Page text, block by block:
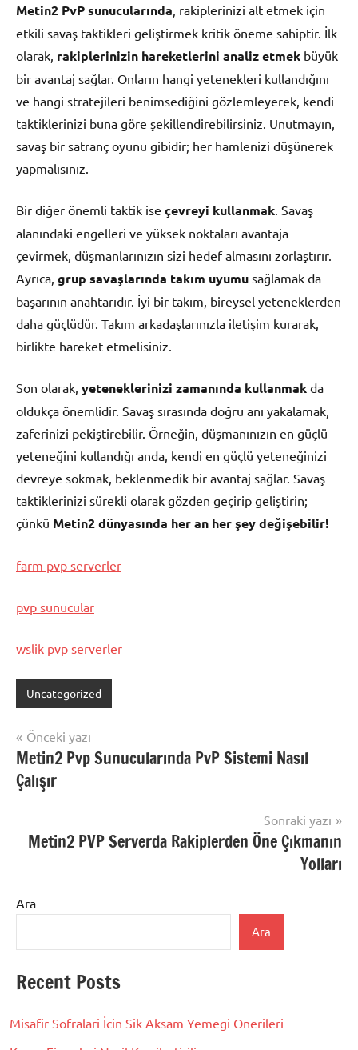
Metin2 PvP sunucularında , rakiplerinizi alt etmek için
etkili savaş taktikleri geliştirmek kritik öneme sahiptir. İlk
olarak, rakiplerinizin hareketlerini analiz etmek büyük
bir avantaj sağlar. Onların hangi yetenekleri kullandığını
ve hangi stratejileri benimsediğini gözlemleyerek, kendi
taktiklerinizi buna göre şekillendirebilirsiniz. Unutmayın,
savaş bir satranç oyunu gibidir; her hamlenizi düşünerek
yapmalısınız.
Bir diğer önemli taktik ise çevreyi kullanmak . Savaş
alanındaki engelleri ve yüksek noktaları avantaja
çevirmek, düşmanlarınızın sizi hedef almasını zorlaştırır.
Ayrıca, grup savaşlarında takım uyumu sağlamak da
başarının anahtarıdır. İyi bir takım, bireysel yeteneklerden
daha güçlüdür. Takım arkadaşlarınızla iletişim kurarak,
birlikte hareket etmelisiniz.
Son olarak, yeteneklerinizi zamanında kullanmak da
oldukça önemlidir. Savaş sırasında doğru anı yakalamak,
zaferinizi pekiştirebilir. Örneğin, düşmanınızın en güçlü
yeteneğini kullandığı anda, kendi en güçlü yeteneğinizi
devreye sokmak, beklenmedik bir avantaj sağlar. Savaş
taktiklerinizi sürekli olarak gözden geçirip geliştirin;
çünkü Metin2 dünyasında her an her şey değişebilir!
farm pvp serverler
pvp sunucular
wslik pvp serverler
Uncategorized
Yazı
gezinmesi
Önceki yazı
Metin2 Pvp Sunucularında PvP Sistemi Nasıl
Çalışır
Sonraki yazı
Metin2 PVP Serverda Rakiplerden Öne Çıkmanın
Yolları
Ara
Ara
Recent Posts
Misafir Sofralari İcin Sik Aksam Yemegi Onerileri